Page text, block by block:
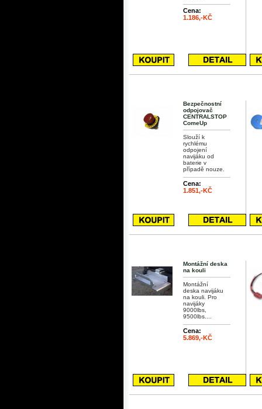
Cena:
1.186,-KČ
Bezpečnostní
odpojovač
CENTRALSTOP
ComeUp
Slouží k
rychlému
odpojení
navijáku od
baterie v
případě nouze.
Cena:
1.851,-KČ
Montážní deska
na kouli
Montážní
deska navijáku
na kouli. Pro
navijáky
9000lbs,
9500lbs....
Cena:
5.869,-KČ